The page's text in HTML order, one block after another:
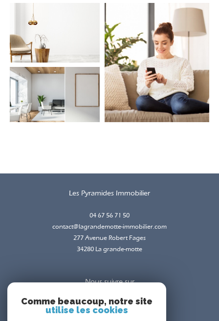
Les Pyramides Immobilier
04 67 56 71 50
contact@lagrandemotte-immobilier.com
277 Avenue Robert Fages
34280 la grande-motte
Nous suivre sur
Comme beaucoup, notre site
utilise les cookies